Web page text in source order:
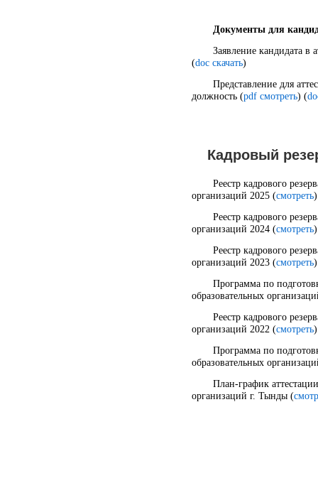
Документы для
Заявление кандидата в
(doc скачать)
Представление для
должность (pdf смотреть) (
Кадровый
Реестр кадрового
организаций 2025 (смотреть)
Реестр кадрового
организаций 2024 (смотреть)
Реестр кадрового
организаций 2023 (смотреть)
Программа по
образовательных
Реестр кадрового
организаций 2022 (смотреть)
Программа по
образовательных
План-график
организаций г. Тынды (